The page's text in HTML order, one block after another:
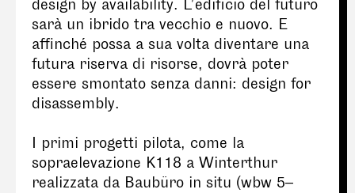
design by availability. L’edificio del futuro
sarà un ibrido tra vecchio e nuovo. E
affinché possa a sua volta diventare una
futura riserva di risorse, dovrà poter
essere smontato senza danni: design for
disassembly.
I primi progetti pilota, come la
sopraelevazione K118 a Winterthur
realizzata da Baubüro in situ (wbw 5–